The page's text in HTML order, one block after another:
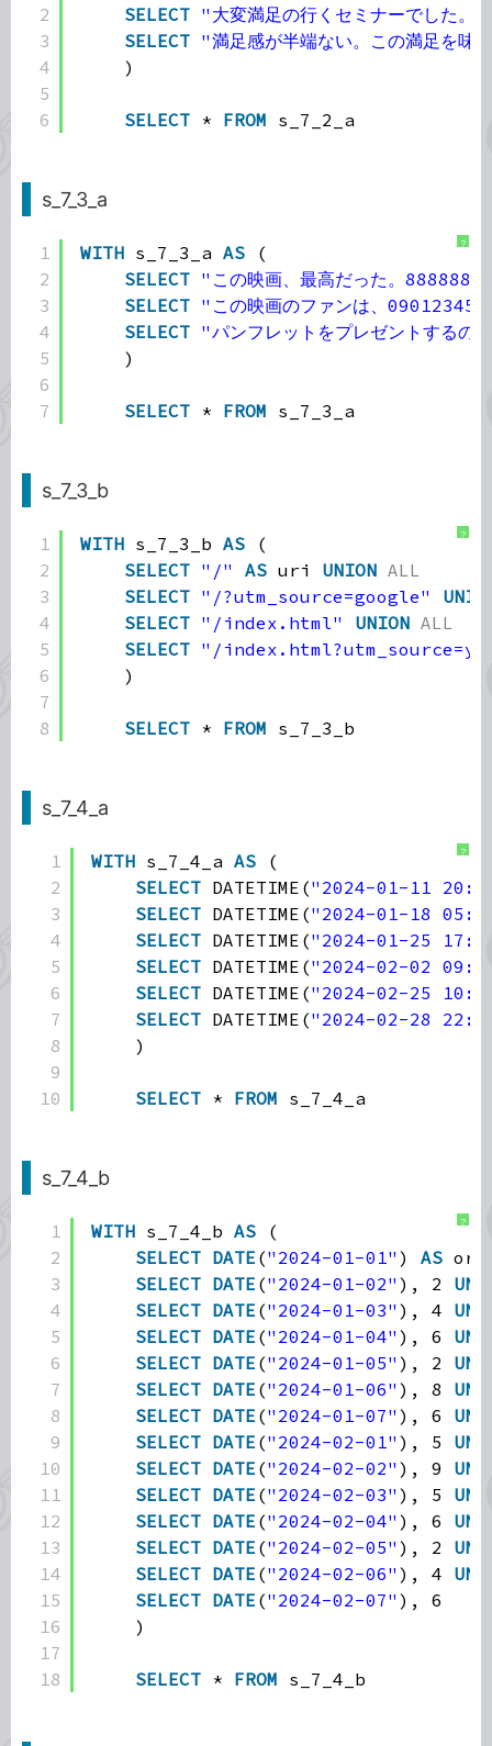
2
3
4
5
6
SELECT "大変満足の行くセミナーでした。
SELECT "満足感が半端ない。この満足を味
)
SELECT * FROM s_7_2_a
s_7_3_a
?
1
2
3
4
5
6
7
WITH s_7_3_a AS
(
SELECT "この映画、最高だった。888888
SELECT "この映画のファンは、
SELECT "パンフレットをプレゼントする
)
SELECT * FROM s_7_3_a
s_7_3_b
?
1
2
3
4
5
6
7
8
WITH s_7_3_b AS
(
SELECT "/" AS uri UNION ALL
SELECT "/?utm_source=google"
SELECT "/index.html" UNION ALL
SELECT "/
)
SELECT * FROM s_7_3_b
s_7_4_a
?
1
2
3
4
5
6
7
8
9
10
WITH s_7_4_a AS
(
SELECT DATETIME("2024-01-11
SELECT DATETIME("2024-01-18
SELECT DATETIME("2024-01-25
SELECT DATETIME("2024-02-02
SELECT DATETIME("2024-02-25
SELECT DATETIME("2024-02-28
)
SELECT * FROM s_7_4_a
s_7_4_b
?
1
2
3
4
5
6
7
8
9
10
11
12
13
14
15
16
17
18
WITH s_7_4_b AS
(
SELECT DATE ("2024-01-01" ) AS
SELECT DATE ("2024-01-02" ), 2
SELECT DATE ("2024-01-03" ), 4
SELECT DATE ("2024-01-04" ), 6
SELECT DATE ("2024-01-05" ), 2
SELECT DATE ("2024-01-06" ), 8
SELECT DATE ("2024-01-07" ), 6
SELECT DATE ("2024-02-01" ), 5
SELECT DATE ("2024-02-02" ), 9
SELECT DATE ("2024-02-03" ), 5
SELECT DATE ("2024-02-04" ), 6
SELECT DATE ("2024-02-05" ), 2
SELECT DATE ("2024-02-06" ), 4
SELECT DATE ("2024-02-07" ), 6
)
SELECT * FROM s_7_4_b